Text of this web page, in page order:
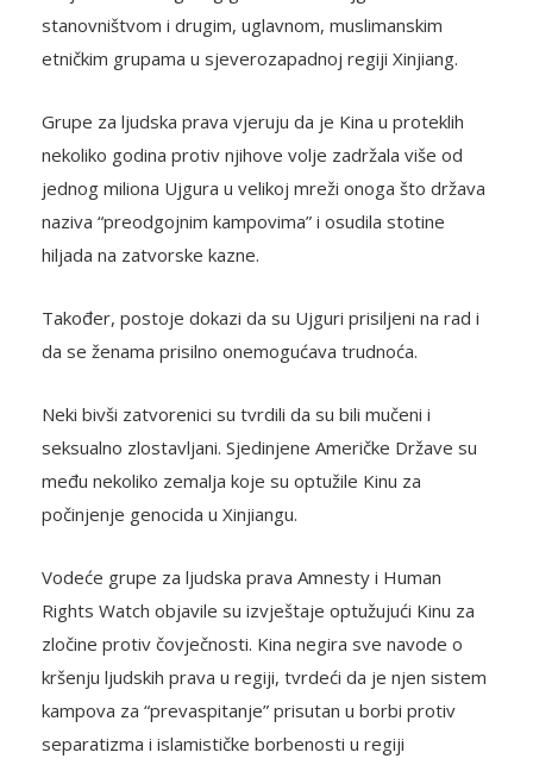
stanovništvom i drugim, uglavnom, muslimanskim
etničkim grupama u sjeverozapadnoj regiji Xinjiang.
Grupe za ljudska prava vjeruju da je Kina u proteklih
nekoliko godina protiv njihove volje zadržala više od
jednog miliona Ujgura u velikoj mreži onoga što država
naziva “preodgojnim kampovima” i osudila stotine
hiljada na zatvorske kazne.
Također, postoje dokazi da su Ujguri prisiljeni na rad i
da se ženama prisilno onemogućava trudnoća.
Neki bivši zatvorenici su tvrdili da su bili mučeni i
seksualno zlostavljani. Sjedinjene Američke Države su
među nekoliko zemalja koje su optužile Kinu za
počinjenje genocida u Xinjiangu.
Vodeće grupe za ljudska prava Amnesty i Human
Rights Watch objavile su izvještaje optužujući Kinu za
zločine protiv čovječnosti. Kina negira sve navode o
kršenju ljudskih prava u regiji, tvrdeći da je njen sistem
kampova za “prevaspitanje” prisutan u borbi protiv
separatizma i islamističke borbenosti u regiji